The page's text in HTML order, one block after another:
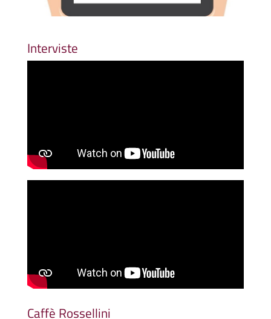
Interviste
Caffè Rossellini